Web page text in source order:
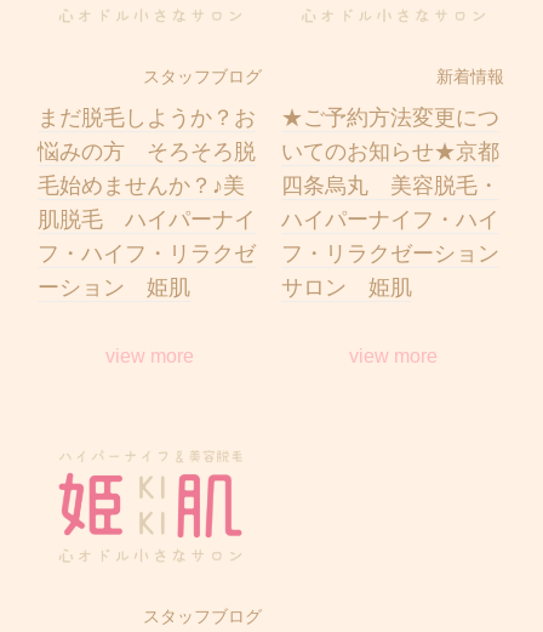
スタッフブログ
まだ脱毛しようか？お
悩みの方 そろそろ脱
毛始めませんか？♪美
肌脱毛 ハイパーナイ
フ・ハイフ・リラクゼ
ーション 姫肌
view more
新着情報
★ご予約方法変更につ
いてのお知らせ★京都
四条烏丸 美容脱毛・
ハイパーナイフ・ハイ
フ・リラクゼーション
サロン 姫肌
view more
スタッフブログ